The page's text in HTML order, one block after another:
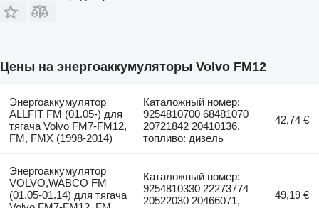
Цены на энергоаккумуляторы Volvo FM12
Энергоаккумулятор
ALLFIT FM (01.05-) для
тягача Volvo FM7-FM12,
FM, FMX (1998-2014)
Каталожный номер:
9254810700 68481070
20721842 20410136,
топливо: дизель
42,74 €
Энергоаккумулятор
VOLVO,WABCO FM
(01.05-01.14) для тягача
Каталожный номер:
9254810330 22273774
20522030 20466071,
49,19 €